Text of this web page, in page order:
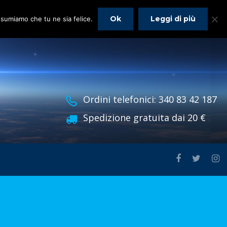
Ordini telefonici: 340 83 42 187
Spedizione gratuita dai 20 €
che tu ne sia felice. Ok Leggi di più